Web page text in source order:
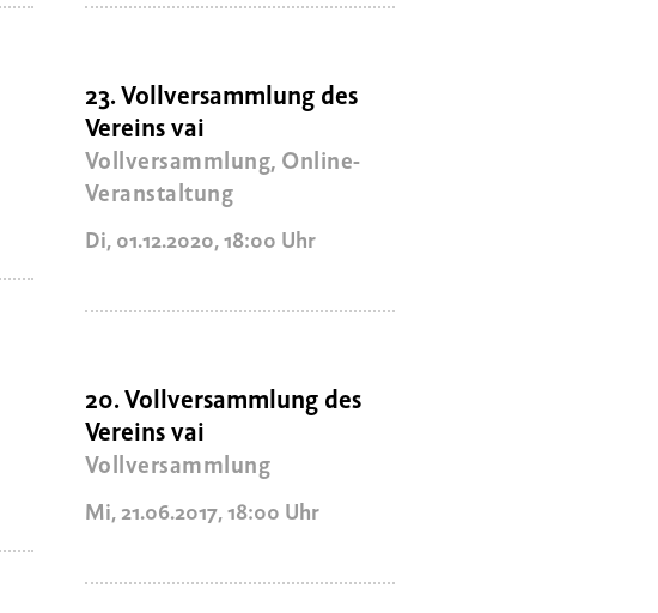
23. Vollversammlung des
Vereins vai
Vollversammlung, Online-
Veranstaltung
Di, 01.12.2020,18:00 Uhr
20. Vollversammlung des
Vereins vai
Vollversammlung
Mi, 21.06.2017,18:00 Uhr